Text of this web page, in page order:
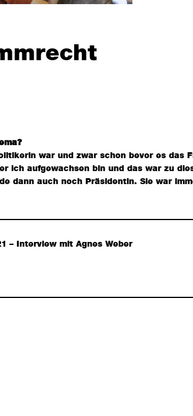
war und zwar schon bevor es das
ich aufgewachsen bin und das war zu
dann auch noch Präsidentin. Sie war
– Interview mit Agnes Weber